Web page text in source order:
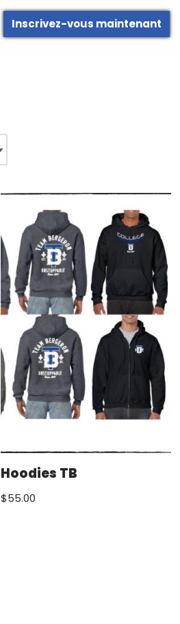
Inscrivez-vous maintenant
Hoodies TB
$55.00